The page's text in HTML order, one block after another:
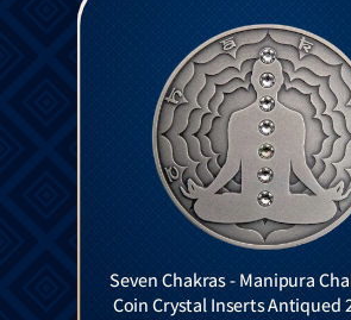
Seven Chakras - Manipura
Coin Crystal Inserts Antiqued